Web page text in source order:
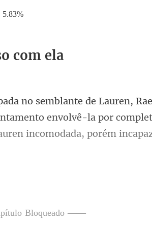
5.83%
com ela
envolvê-la por
Bloqueado ——